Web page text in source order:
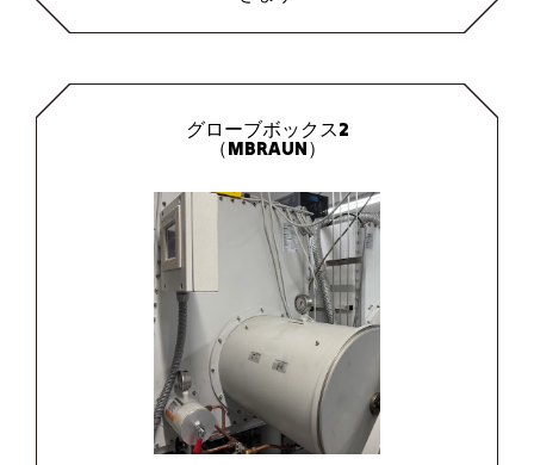
グローブボックス2
（MBRAUN）